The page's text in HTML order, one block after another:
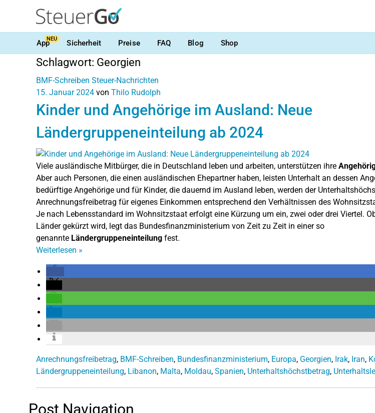
AppNEU Sicherheit Preise FAQ Blog Shop
Schlagwort: Georgien
BMF-Schreiben Steuer-Nachrichten
15. Januar 2024 von Thilo Rudolph
Kinder und Angehörige im Ausland: Neue
Ländergruppeneinteilung ab 2024
Viele ausländische Mitbürger, die in Deutschland leben und arbeiten, unterstützen ihre
Aber auch Personen, die einen ausländischen Ehepartner haben, leisten Unterhalt an dessen
bedürftige Angehörige und für Kinder, die dauernd im Ausland leben, werden der
Anrechnungsfreibetrag für eigenes Einkommen entsprechend den Verhältnissen des
Je nach Lebensstandard im Wohnsitzstaat erfolgt eine Kürzung um ein, zwei oder drei Viertel.
Länder gekürzt wird, legt das Bundesfinanzministerium von Zeit zu Zeit in einer so
genannte Ländergruppeneinteilung fest.
Weiterlesen »
Anrechnungsfreibetrag, BMF-Schreiben, Bundesfinanzministerium, Europa, Georgien, Irak, Iran,
Ländergruppeneinteilung, Libanon, Malta, Moldau, Spanien, Unterhaltshöchstbetrag,
Post Navigation